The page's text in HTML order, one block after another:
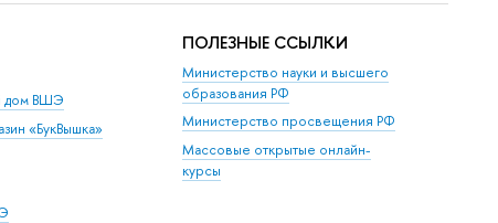
дом ВШЭ
«БукВышка»
ПОЛЕЗНЫЕ ССЫЛКИ
Министерство науки и высшего
образования РФ
Министерство просвещения РФ
Массовые открытые онлайн-
курсы